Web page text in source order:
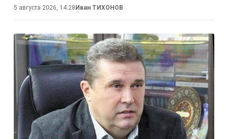
5 августа 2026, 14:28Иван ТИХОНОВ